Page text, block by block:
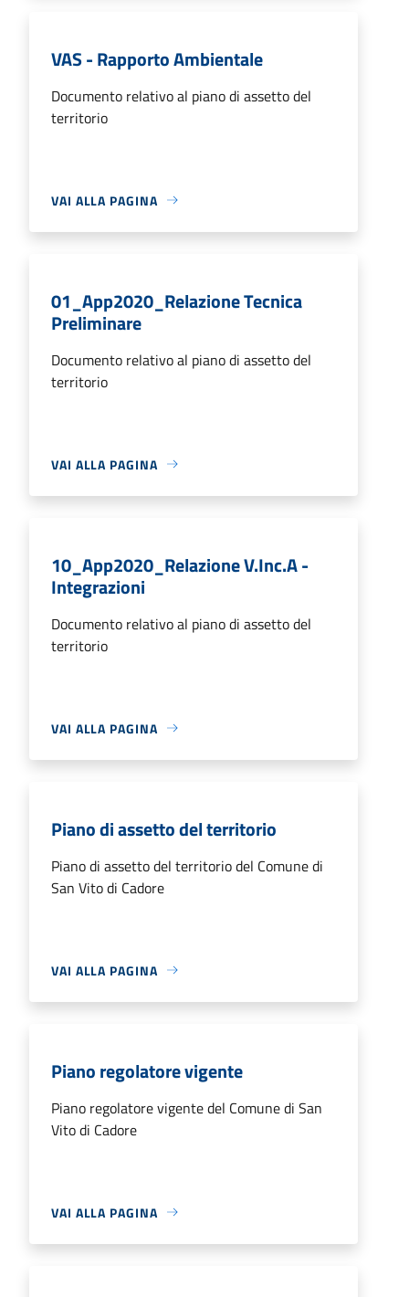
VAS - Rapporto Ambientale
Documento relativo al piano di assetto del
territorio
VAI ALLA PAGINA
01_App2020_Relazione Tecnica
Preliminare
Documento relativo al piano di assetto del
territorio
VAI ALLA PAGINA
10_App2020_Relazione V.Inc.A -
Integrazioni
Documento relativo al piano di assetto del
territorio
VAI ALLA PAGINA
Piano di assetto del territorio
Piano di assetto del territorio del Comune di
San Vito di Cadore
VAI ALLA PAGINA
Piano regolatore vigente
Piano regolatore vigente del Comune di San
Vito di Cadore
VAI ALLA PAGINA